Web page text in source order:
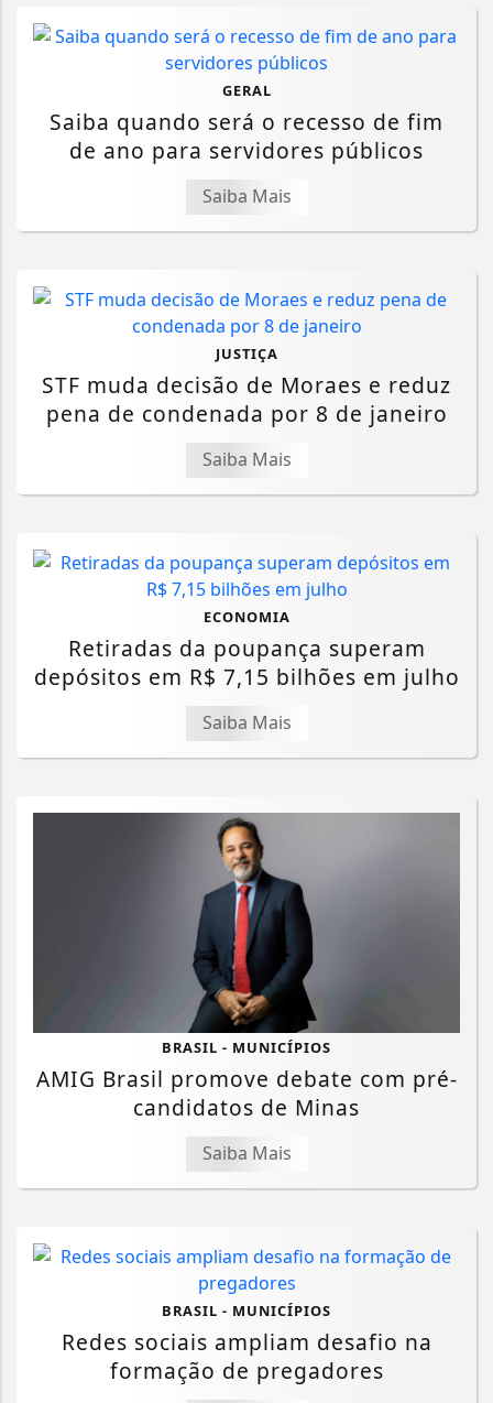
GERAL
Saiba quando será o recesso de fim
de ano para servidores públicos
Saiba Mais
JUSTIÇA
STF muda decisão de Moraes e reduz
pena de condenada por 8 de janeiro
Saiba Mais
ECONOMIA
Retiradas da poupança superam
depósitos em R$ 7,15 bilhões em julho
Saiba Mais
BRASIL - MUNICÍPIOS
AMIG Brasil promove debate com pré-
candidatos de Minas
Saiba Mais
BRASIL - MUNICÍPIOS
Redes sociais ampliam desafio na
formação de pregadores